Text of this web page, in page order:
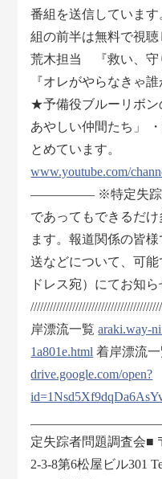
番組を送信していま
組の前半は無料で視
荒木担当 『救い、
『オレがやらなきゃ誰
★予備役ブルーリボン
あやしい仲間たち」
とめています。
www.youtube.com/
――――― ※特定失踪者
であってもできるだ
ます。報道関係の皆
送などについて、可
ドレス宛）にてお知ら
岸漂流一覧araki.way-
1a801e.html 着岸漂流
drive.google.com/open?
定失踪者問題調査会■
2-3-8第6松屋ビル301